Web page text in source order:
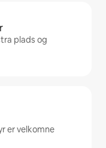
plads og
er velkomne